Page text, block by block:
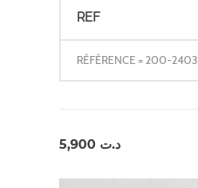
REF
RÉFÉRENCE = 200-2403
د.ت